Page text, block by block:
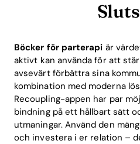
Böcker för parterapi är
aktivt kan använda för att
avsevärt förbättra sina
kombination med moderna
Recoupling-appen har par
bindning på ett hållbart sätt
utmaningar. Använd den
och investera i er relation –